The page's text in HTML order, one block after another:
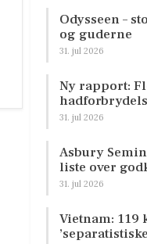
Odysseen –
og guderne
31. jul 2026
Ny rapport:
31. jul 2026
Asbury
liste over
31. jul 2026
Vietnam: